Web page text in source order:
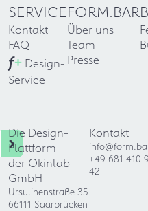
SERVICE
Kontakt
FAQ
f+ Design-
Service
FORM.BAR
Über uns
Team
Presse
Die Design-
Plattform
der Okinlab
GmbH
Ursulinenstraße 35
66111 Saarbrücken
Kontakt
+49 681 410
42